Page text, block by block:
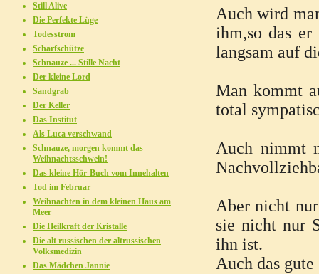
Auch wird
ihm,so das er
langsam auf
Man kommt
total
Auch nimmt
Aber nicht
sie nicht nur
ihn ist.
Auch das
Still Alive
Die Perfekte Lüge
Todesstrom
Scharfschütze
Schnauze ... Stille Nacht
Der kleine Lord
Sandgrab
Der Keller
Das Institut
Als Luca verschwand
Schnauze, morgen kommt das
Weihnachtsschwein!
Das kleine Hör-Buch vom Innehalten
Tod im Februar
Weihnachten in dem kleinen Haus am
Meer
Die Heilkraft der Kristalle
Die alt russischen der altrussischen
Volksmedizin
Das Mädchen Jannie